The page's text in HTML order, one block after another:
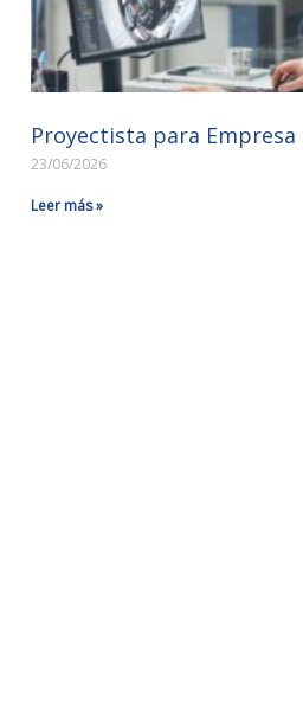
Proyectista para
23/06/2026
Leer más »